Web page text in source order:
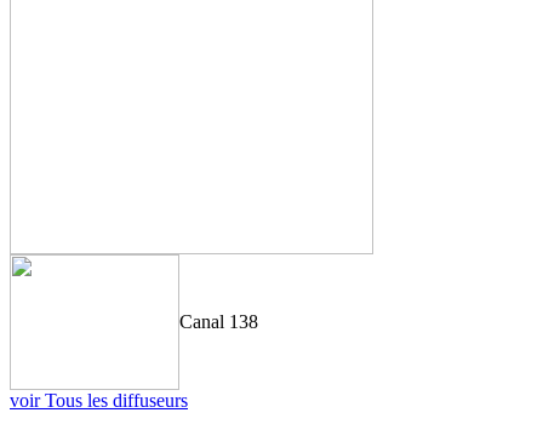
Canal 138
voir Tous les diffuseurs